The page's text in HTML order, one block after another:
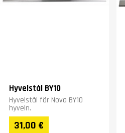
Hyvelstål BY10
Hyvelstål för Nova BY10
hyveln.
31,00 €